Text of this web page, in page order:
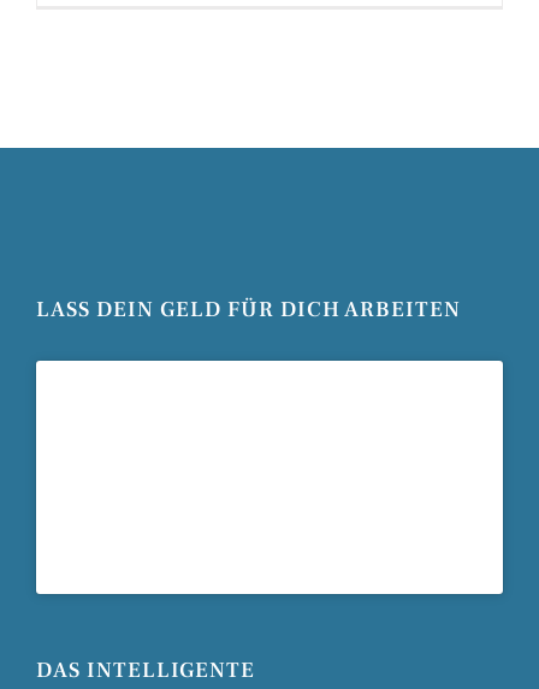
LASS DEIN GELD FÜR DICH ARBEITEN
DAS INTELLIGENTE